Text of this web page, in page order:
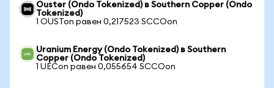
Ouster (Ondo Tokenized) в Southern Copper (Ondo
Tokenized)
1 OUSTon равен 0,217523 SCCOon
Uranium Energy (Ondo Tokenized) в Southern
Copper (Ondo Tokenized)
1 UECon равен 0,055654 SCCOon